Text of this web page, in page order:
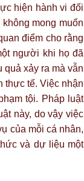
hiện hành vi đối
mong muốn
điểm cho rằng
người khi họ đã
xảy ra mà vẫn
thực tế. Việc nhận
tội. Pháp luật
này, do vậy việc
của mỗi cá nhân,
và dự liệu một